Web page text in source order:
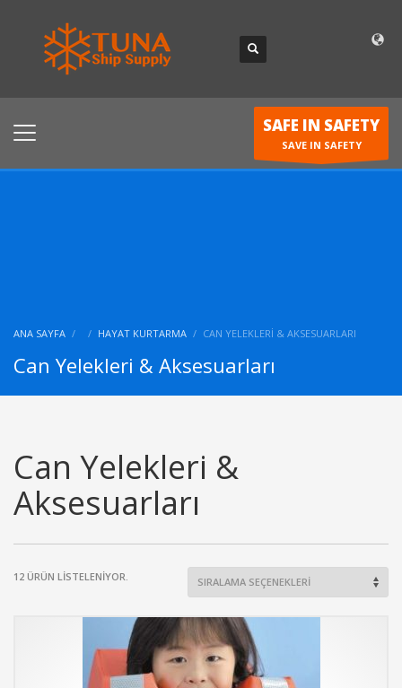
SAFE IN SAFETY
SAVE IN SAFETY
ANA SAYFA HAYAT KURTARMA CAN YELEKLERI & AKSESUARLARI
Can Yelekleri & Aksesuarları
Can Yelekleri &
Aksesuarları
12 ÜRÜN LİSTELENİYOR.